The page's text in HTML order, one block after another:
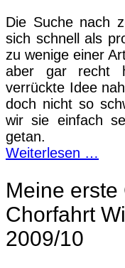
Die Suche nach
sich schnell als
zu wenige einer
aber gar recht
verrückte Idee
doch nicht so
wir sie einfach
getan.
Weiterlesen …
Meine erste
Chorfahrt
2009/10